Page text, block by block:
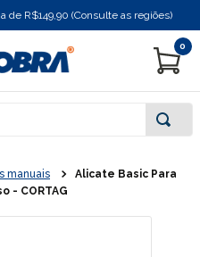
de R$149,90 (Consulte as regiões)
0
manuais
Alicate Basic Para
- CORTAG